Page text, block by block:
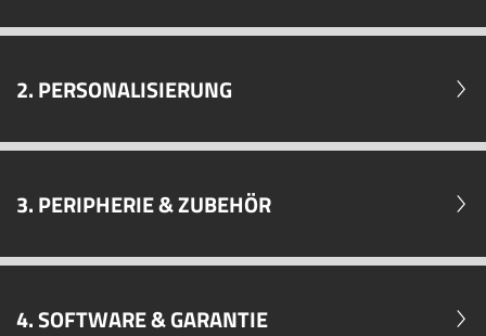
2. PERSONALISIERUNG
3. PERIPHERIE & ZUBEHÖR
4. SOFTWARE & GARANTIE